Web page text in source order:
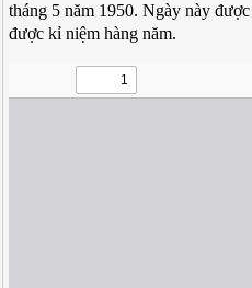
tháng 5 năm 1950. Ngày này
được kỉ niệm hàng năm.